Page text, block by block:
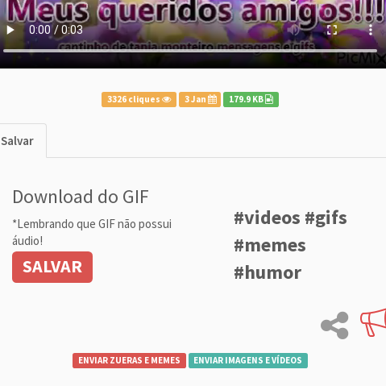
3326 cliques 3 Jan 179.9 KB
Salvar
Download do GIF
*Lembrando que GIF não possui
áudio!
SALVAR
#videos #gifs
#memes
#humor
ENVIAR ZUERAS E MEMES ENVIAR IMAGENS E VÍDEOS